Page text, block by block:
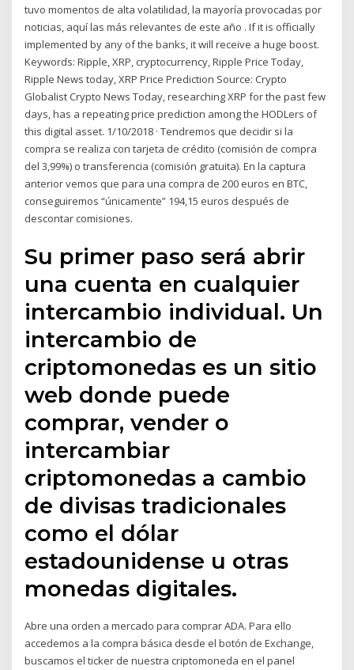
tuvo momentos de alta volatilidad, la mayoría provocadas por
noticias, aquí las más relevantes de este año . If it is officially
implemented by any of the banks, it will receive a huge boost.
Keywords: Ripple, XRP, cryptocurrency, Ripple Price Today,
Ripple News today, XRP Price Prediction Source: Crypto
Globalist Crypto News Today, researching XRP for the past few
days, has a repeating price prediction among the HODLers of
this digital asset. 1/10/2018 · Tendremos que decidir si la
compra se realiza con tarjeta de crédito (comisión de compra
del 3,99%) o transferencia (comisión gratuita). En la captura
anterior vemos que para una compra de 200 euros en BTC,
conseguiremos “únicamente” 194,15 euros después de
descontar comisiones.
Su primer paso será abrir
una cuenta en cualquier
intercambio individual. Un
intercambio de
criptomonedas es un sitio
web donde puede
comprar, vender o
intercambiar
criptomonedas a cambio
de divisas tradicionales
como el dólar
estadounidense u otras
monedas digitales.
Abre una orden a mercado para comprar ADA. Para ello
accedemos a la compra básica desde el botón de Exchange,
buscamos el ticker de nuestra criptomoneda en el panel